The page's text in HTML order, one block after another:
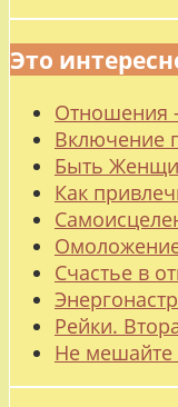
Это
Отношения
Включение
Быть
Как
Счастье в
Рейки.
Не мешайте